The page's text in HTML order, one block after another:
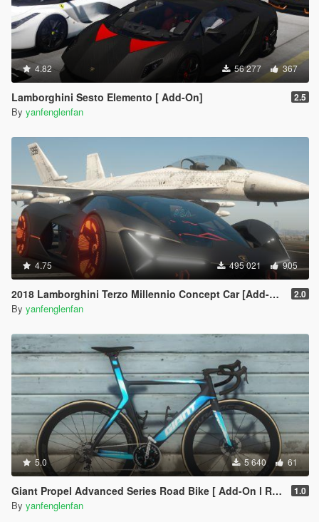
4.82 56 277 367
Lamborghini Sesto Elemento [ Add-On] 2.5
By yanfenglenfan
4.75 495 021 905
2018 Lamborghini Terzo Millennio Concept Car [Add-On l Manual Spoiler] 2.0
By yanfenglenfan
5.0 5 640 61
Giant Propel Advanced Series Road Bike [ Add-On l Replace l Template ] 1.0
By yanfenglenfan